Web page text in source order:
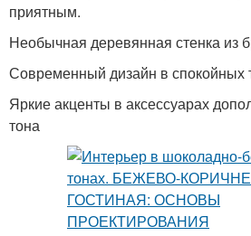
приятным.
Необычная деревянная стенка из
Современный дизайн в спокойных
Яркие акценты в аксессуарах
тона